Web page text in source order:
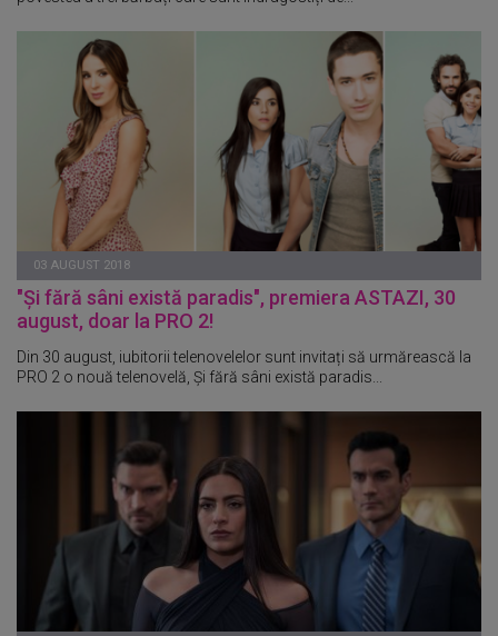
03 AUGUST 2018
"Și fără sâni există paradis", premiera ASTAZI, 30
august, doar la PRO 2!
Din 30 august, iubitorii telenovelelor sunt invitați să urmărească la
PRO 2 o nouă telenovelă, Și fără sâni există paradis...